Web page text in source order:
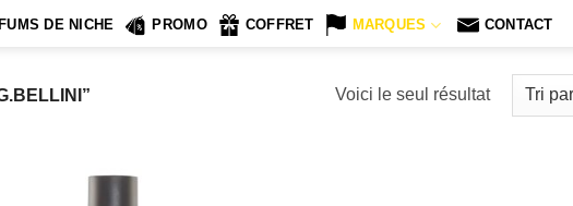
DE NICHE PROMO COFFRET MARQUES CONTACT
Voici le seul résultat